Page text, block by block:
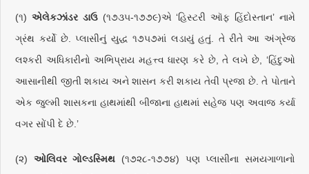
(૧)એલેકઝાંડર ડાઉ(૧૭૩૫-૧૭૭૯)એ ‘હિસ્ટરી ઑફ હિંદોસ્તાન’ નામે
ગ્રંથ કર્યો છે. પ્લાસીનું યુદ્ધ ૧૭૫૭માં લડાયું હતું. તે રીતે આ અંગ્રેજ
લશ્કરી અધિકારીનો અભિપ્રાય મહત્ત્વ ધારણ કરે છે, તે લખે છે, ‘હિંદુઓ
આસાનીથી જીતી શકાય અને શાસન કરી શકાય તેવી પ્રજા છે. તે પોતાને
એક જુલ્મી શાસકના હાથમાંથી બીજાના હાથમાં સહેજ પણ અવાજ કર્યા
વગર સોંપી દે છે.’
(૨) ઓલિવર ગોલ્ડસ્મિથ (૧૭૨૮-૧૭૭૪) પણ પ્લાસીના સમયગાળાનો